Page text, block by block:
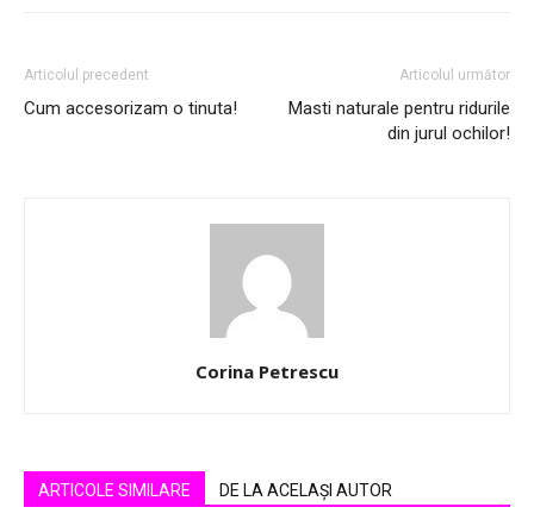
Articolul precedent
Cum accesorizam o tinuta!
Articolul următor
Masti naturale pentru ridurile
din jurul ochilor!
Corina Petrescu
ARTICOLE SIMILARE DE LA ACELAȘI AUTOR